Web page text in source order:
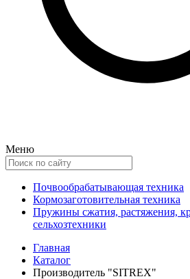
Меню
Почвообрабатывающая техника
Кормозаготовительная техника
Пружины сжатия, растяжения,
сельхозтехники
Главная
Каталог
Производитель "SITREX"